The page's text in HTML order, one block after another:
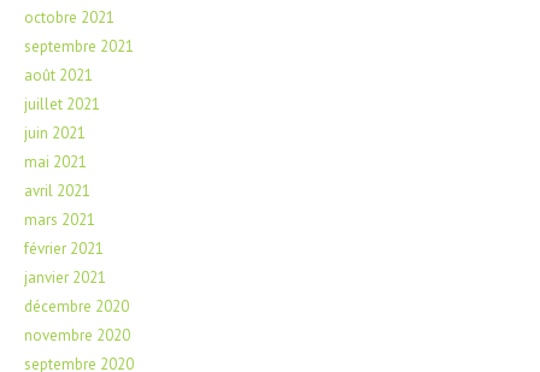
octobre 2021
septembre 2021
août 2021
juillet 2021
juin 2021
mai 2021
avril 2021
mars 2021
février 2021
janvier 2021
décembre 2020
novembre 2020
septembre 2020